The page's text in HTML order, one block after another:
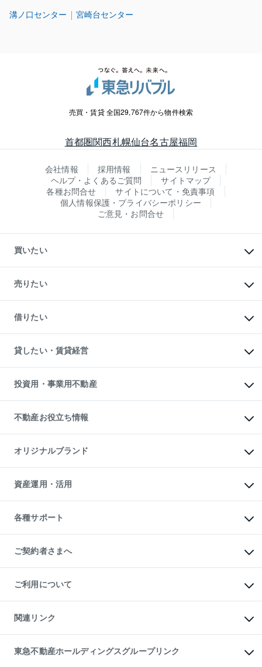
溝ノ口センター 宮崎台センター
売買・賃貸 全国29,767件から物件検索
首都圏関西札幌仙台名古屋福岡
会社情報 採用情報
ニュースリリース
ヘルプ・よくあるご質問
サイトマップ
各種お問合せ
サイトについて・免責事項
個人情報保護・プライバシーポリシー
ご意見・お問合せ
買いたい
新築・分譲マンションの購入
中古マンションの購入
一戸建ての購入
中古一戸建ての購入
不動産購入の流れ
注目キーワード物件特集
購入ガイド
English 繁体中文簡体中文
売りたい
一戸建ての売却・査定
土地の売却・査定
スピードAI査定
不動産査定について
不動産売却の流れ
不動産買換えの流れ
売却ガイド
借りたい
オフィス・店舗の賃貸
借りるときの流れ
借りるガイド
貸したい・賃貸経営
マンション賃料データ
賃貸管理プラン
リロケーションについて
貸すガイド
投資用・事業用不動産
事業用不動産
マンション投資
投資用マンション
アパート経営
収益物件
ビル購入（ビル一棟）
投資用不動産の売却査定
事業用不動産の売却査定
不動産お役立ち情報
マンションライブラリー
人気マンションランキング
暮らしに役立つ不動産メディア
不動産相場・不動産価格情報
不動産コラム・ニュース
不動産用語集
不動産なんでもネット相談室
住まいの税金
オリジナルブランド
一棟リノベーションマンション
L`GENTE（ルジェンテ）
区分リノベーションマンション
投資用一棟レジデンスWELL
不動産小口投資
LEGACIA（レガシア）
資産運用・活用
不動産M&A
アセットマネジメント・出資
各種サポート
相続サポート
リフォームサポート
ご契約者さまへ
ご紹介・再契約特典
入居者様専用-各種ご案内（賃貸）
東急こすもす会「こすもすWeb」
ご利用について
金融商品取引について
東急リバブル ソーシャルメディアポリシー
ご意見・お問い合わせ（金融商品取引専用の相談・お問い合わせ窓口）
ダイレクトメール（郵送物）・Eメールなどの送付停止について
関連リンク
これからご結婚される方に東急百貨店のブライダルクラブ
人材サービスのご用命は 東急リバブルスタッフ株式会社まで
東急不動産ホールディングスグループリンク